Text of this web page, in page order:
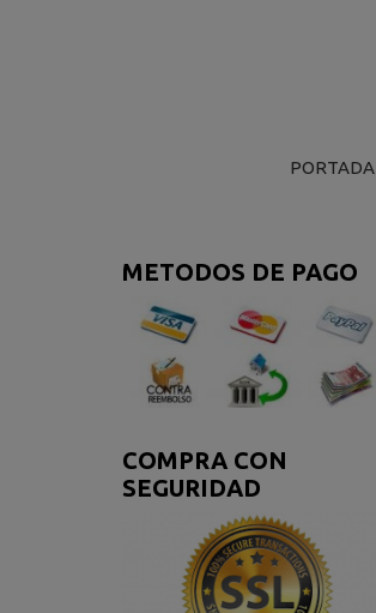
PORTADA
METODOS DE PAGO
COMPRA CON
SEGURIDAD